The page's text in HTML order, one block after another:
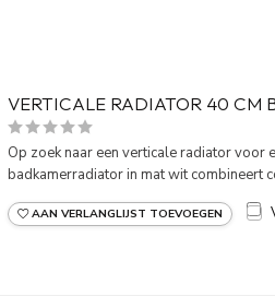
VERTICALE RADIATOR 40 CM
Op zoek naar een verticale radiator voor
badkamerradiator in mat wit combineert
AAN VERLANGLIJST TOEVOEGEN